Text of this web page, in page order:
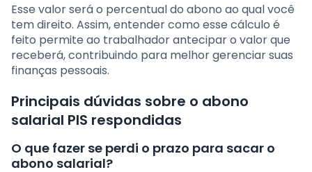
Esse valor será o percentual do abono ao qual você
tem direito. Assim, entender como esse cálculo é
feito permite ao trabalhador antecipar o valor que
receberá, contribuindo para melhor gerenciar suas
finanças pessoais.
Principais dúvidas sobre o abono
salarial PIS respondidas
O que fazer se perdi o prazo para sacar o
abono salarial?